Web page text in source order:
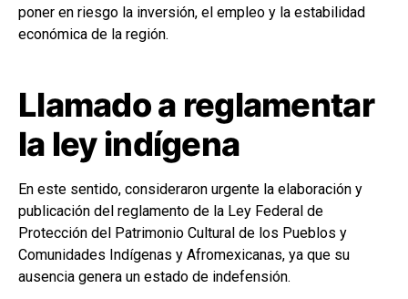
poner en riesgo la inversión, el empleo y la estabilidad
económica de la región.
Llamado a reglamentar
la ley indígena
En este sentido, consideraron urgente la elaboración y
publicación del reglamento de la Ley Federal de
Protección del Patrimonio Cultural de los Pueblos y
Comunidades Indígenas y Afromexicanas, ya que su
ausencia genera un estado de indefensión.